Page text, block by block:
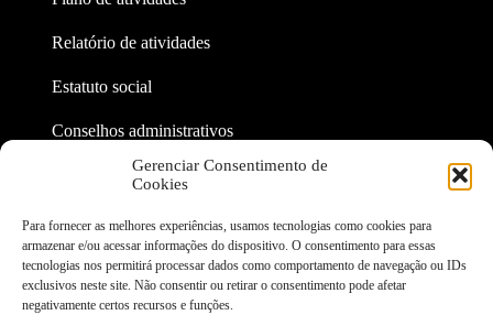
Gerenciar Consentimento de
Cookies
Para fornecer as melhores experiências, usamos tecnologias como cookies para
armazenar e/ou acessar informações do dispositivo. O consentimento para essas
tecnologias nos permitirá processar dados como comportamento de navegação ou IDs
exclusivos neste site. Não consentir ou retirar o consentimento pode afetar
negativamente certos recursos e funções.
Relatório de atividades
Estatuto social
Conselhos administrativos
br.wikimedia.org
Página no Meta
Outros canais de comunicação